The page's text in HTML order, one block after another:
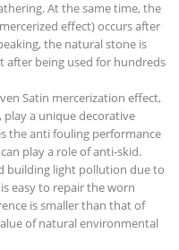
At the same time, the
effect) occurs after
the natural stone is
after being used for hundreds
Satin mercerization effect,
a unique decorative
the anti fouling performance
play a role of anti-skid.
building light pollution due to
easy to repair the worn
is smaller than that of
of natural environmental